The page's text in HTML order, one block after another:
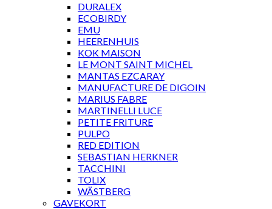
DURALEX
ECOBIRDY
EMU
HEERENHUIS
KOK MAISON
LE MONT SAINT MICHEL
MANTAS EZCARAY
MANUFACTURE DE DIGOIN
MARIUS FABRE
MARTINELLI LUCE
PETITE FRITURE
PULPO
RED EDITION
SEBASTIAN HERKNER
TACCHINI
TOLIX
WÄSTBERG
GAVEKORT